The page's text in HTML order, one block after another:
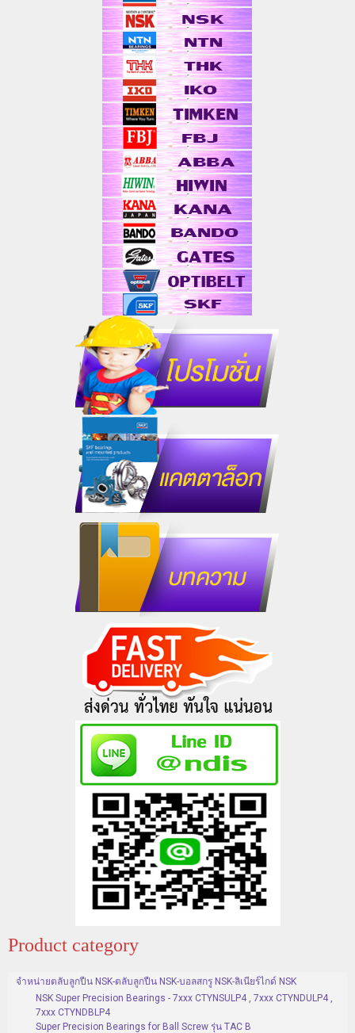
Product category
จำหน่ายตลับลูกปืน NSK-ตลับลูกปืน NSK-บอลสกรู NSK-ลิเนียร์ไกด์ NSK
NSK Super Precision Bearings - 7xxx CTYNSULP4 , 7xxx CTYNDULP4 ,
7xxx CTYNDBLP4
Super Precision Bearings for Ball Screw รุ่น TAC B